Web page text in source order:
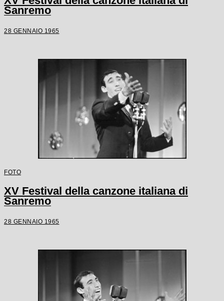
Sanremo
28 GENNAIO 1965
FOTO
XV Festival della canzone italiana di
Sanremo
28 GENNAIO 1965